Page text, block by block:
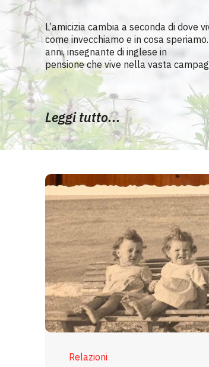
L’amicizia cambia a seconda di dove
come invecchiamo e in cosa
anni, insegnante di inglese in
pensione che vive nella vasta
Leggi tutto...
Relazioni